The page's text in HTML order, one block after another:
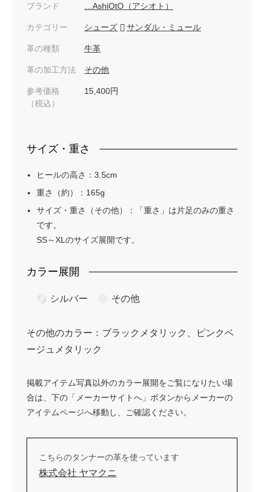
ブランド …AshiOtO（アシオト）
カテゴリー シューズ サンダル・ミュール
革の種類 牛革
革の加工方法 その他
参考価格
（税込）
15,400円
サイズ・重さ
ヒールの高さ：3.5cm
重さ（約）：165g
サイズ・重さ（その他）：「重さ」は片足のみの重さ
です。
SS～XLのサイズ展開です。
カラー展開
シルバー その他
その他のカラー：ブラックメタリック、ピンクベ
ージュメタリック
掲載アイテム写真以外のカラー展開をご覧になりたい場
合は、下の「メーカーサイトへ」ボタンからメーカーの
アイテムページへ移動し、ご確認ください。
こちらのタンナーの革を使っています
株式会社 ヤマクニ